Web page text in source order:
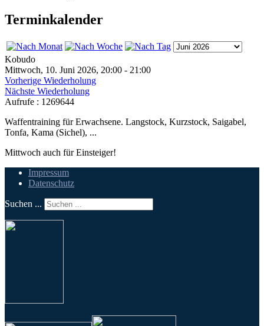
Terminkalender
Kobudo
Mittwoch, 10. Juni 2026, 20:00 - 21:00
Vorherige Wiederholung
Nächste Wiederholung
Aufrufe : 1269644
Waffentraining für Erwachsene. Langstock, Kurzstock, Saigabel,
Tonfa, Kama (Sichel), ...
Mittwoch auch für Einsteiger!
Impressum
Datenschutz
Suchen ...